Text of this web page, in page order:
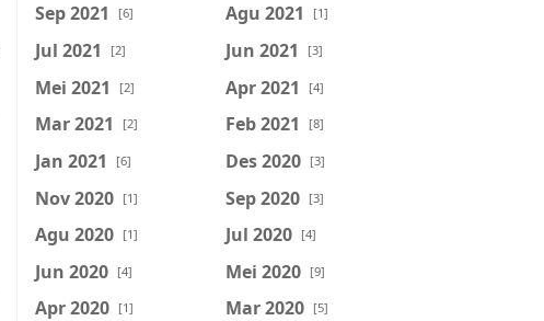
Sep 2021 [6] Agu 2021 [1]
Jul 2021 [2] Jun 2021 [3]
Mei 2021 [2] Apr 2021 [4]
Mar 2021 [2] Feb 2021 [8]
Jan 2021 [6] Des 2020 [3]
Nov 2020 [1] Sep 2020 [3]
Agu 2020 [1] Jul 2020 [4]
Jun 2020 [4] Mei 2020 [9]
Apr 2020 [1] Mar 2020 [5]